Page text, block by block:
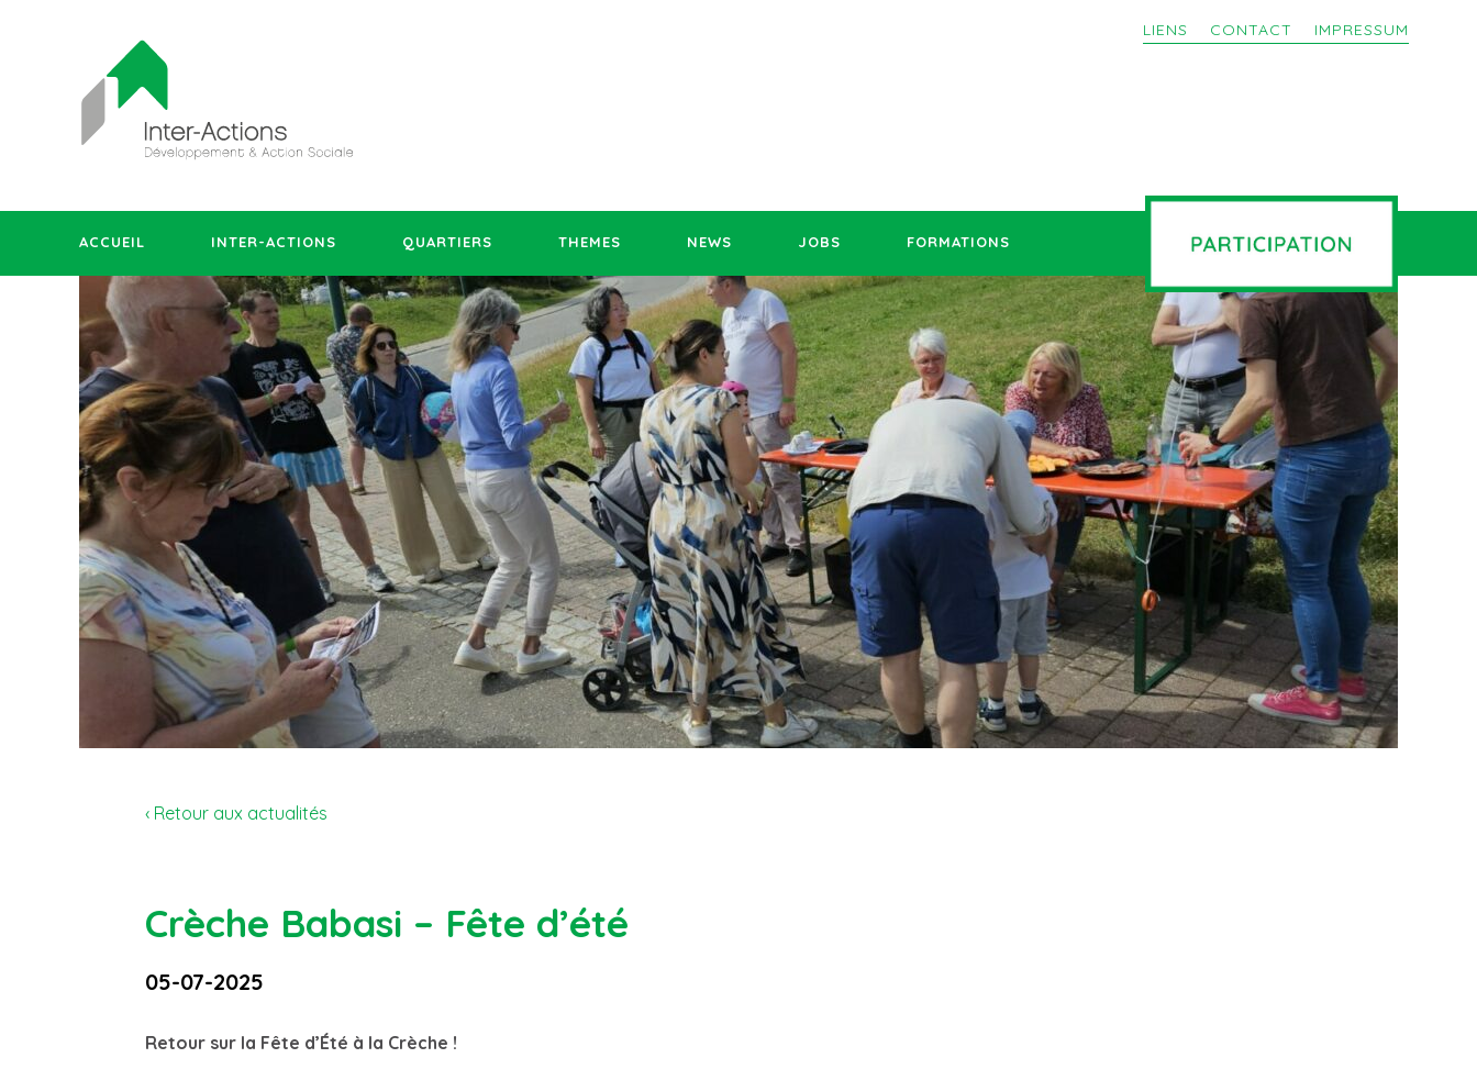
LIENS CONTACT IMPRESSUM
ACCUEIL INTER-ACTIONS QUARTIERS THEMES NEWS JOBS FORMATIONS
‹ Retour aux actualités
Crèche Babasi – Fête d’été
05-07-2025
Retour sur la Fête d’Été à la Crèche !